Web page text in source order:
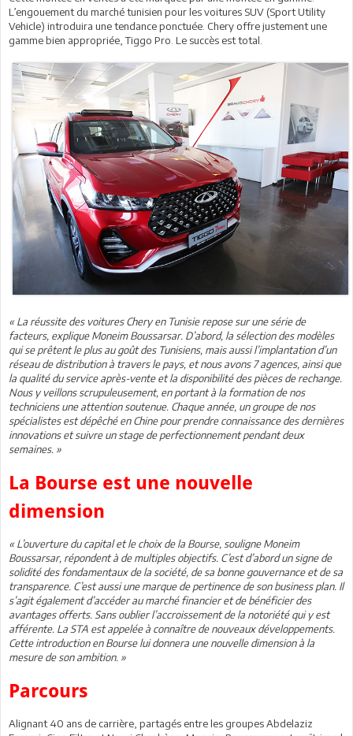
L’engouement du marché tunisien pour les voitures SUV (Sport Utility
Vehicle) introduira une tendance ponctuée. Chery offre justement une
gamme bien appropriée, Tiggo Pro. Le succès est total.
« La réussite des voitures Chery en Tunisie repose sur une série de
facteurs, explique Moneim Boussarsar. D’abord, la sélection des modèles
qui se prêtent le plus au goût des Tunisiens, mais aussi l’implantation d’un
réseau de distribution à travers le pays, et nous avons 7 agences, ainsi que
la qualité du service après-vente et la disponibilité des pièces de rechange.
Nous y veillons scrupuleusement, en portant à la formation de nos
techniciens une attention soutenue. Chaque année, un groupe de nos
spécialistes est dépêché en Chine pour prendre connaissance des dernières
innovations et suivre un stage de perfectionnement pendant deux
semaines. »
La Bourse est une nouvelle
dimension
« L’ouverture du capital et le choix de la Bourse, souligne Moneim
Boussarsar, répondent à de multiples objectifs. C’est d’abord un signe de
solidité des fondamentaux de la société, de sa bonne gouvernance et de sa
transparence. C’est aussi une marque de pertinence de son business plan. Il
s’agit également d’accéder au marché financier et de bénéficier des
avantages offerts. Sans oublier l’accroissement de la notoriété qui y est
afférente. La STA est appelée à connaître de nouveaux développements.
Cette introduction en Bourse lui donnera une nouvelle dimension à la
mesure de son ambition. »
Parcours
Alignant 40 ans de carrière, partagés entre les groupes Abdelaziz